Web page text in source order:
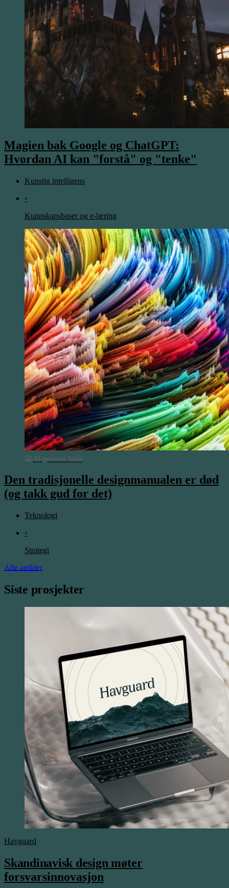
Magien bak Google og ChatGPT:
Hvordan AI kan "forstå" og "tenke"
Kunstig intelligens
◦
Kunnskapsbaser og e-læring
AI-generert bilde
Den tradisjonelle designmanualen er død
(og takk gud for det)
Teknologi
◦
Strategi
Alle artikler
Siste prosjekter
Havguard
Skandinavisk design møter
forsvarsinnovasjon